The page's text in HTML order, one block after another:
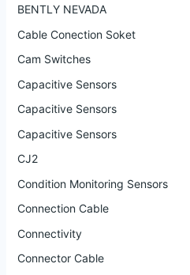
BENTLY NEVADA
Cable Conection Soket
Cam Switches
Capacitive Sensors
Capacitive Sensors
Capacitive Sensors
CJ2
Condition Monitoring Sensors
Connection Cable
Connectivity
Connector Cable